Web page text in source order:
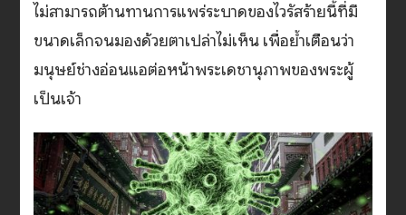
ไม่สามารถต้านทานการแพร่ระบาดของไวรัสร้ายนี้ที่มี
ขนาดเล็กจนมองด้วยตาเปล่าไม่เห็น เพื่อย้ำเตือนว่า
มนุษย์ช่างอ่อนแอต่อหน้าพระเดชานุภาพของพระผู้
เป็นเจ้า